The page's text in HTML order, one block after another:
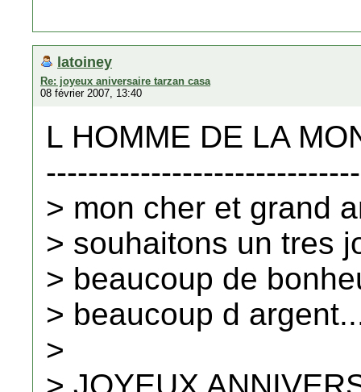
latoiney
Re: joyeux aniversaire tarzan casa
08 février 2007, 13:40
L HOMME DE LA
> mon cher et grand
> souhaitons un tres
> beaucoup de
> beaucoup d
>